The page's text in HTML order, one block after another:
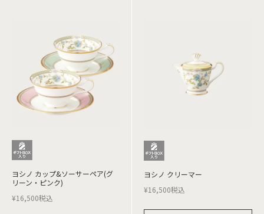
ヨシノ カップ&ソーサーペア(グ
リーン・ピンク)
¥16,500税込
ヨシノ クリーマー
¥16,500税込